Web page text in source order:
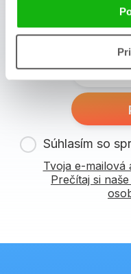
tovar je výhodná
Prihláste sa k
Vaša
Súhlasím so
Tvoja e-mailová
Prečítaj si